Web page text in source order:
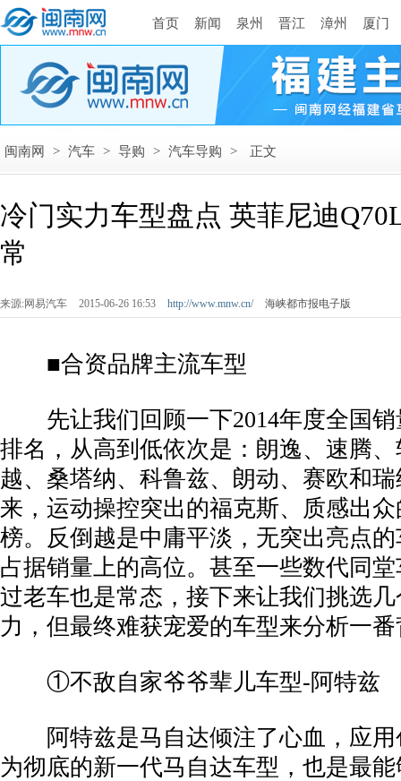
首页 新闻 泉州 晋江 漳州 厦门
闽南网 > 汽车 > 导购 > 汽车导购 > 正文
冷门实力车型盘点 英菲尼迪
常
来源:网易汽车 2015-06-26 16:53 http://www.mnw.cn/ 海峡都市报电子版
■合资品牌主流车型
先让我们回顾一下2014年度全国销
排名，从高到低依次是：朗逸、速腾
越、桑塔纳、科鲁兹、朗动、赛欧和
来，运动操控突出的福克斯、质感出
榜。反倒越是中庸平淡，无突出亮点
占据销量上的高位。甚至一些数代同
过老车也是常态，接下来让我们挑选
力，但最终难获宠爱的车型来分析一
①不敌自家爷爷辈儿车型-阿特兹
阿特兹是马自达倾注了心血，应用
为彻底的新一代马自达车型，也是最